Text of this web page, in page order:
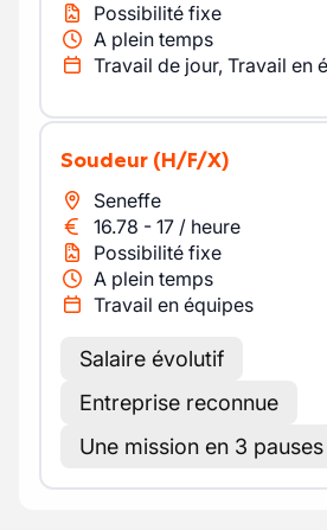
Possibilité fixe
A plein temps
Travail de jour, Travail en
Soudeur (H/F/X)
Seneffe
16.78 - 17 / heure
Possibilité fixe
A plein temps
Travail en équipes
Salaire évolutif
Entreprise reconnue
Une mission en 3 pauses